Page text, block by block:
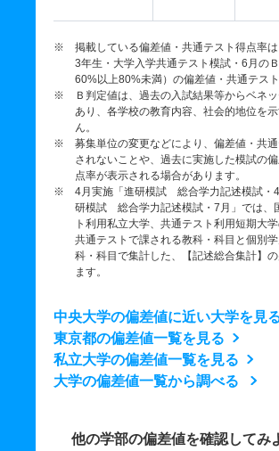
※ 掲載している偏差値・共通テスト得点率
3年生・大学入学共通テスト模試・6月の
60%以上80%未満）の偏差値・共通テスト
※ Ｂ判定値は、過去の入試結果等からベネッ
あり、各学校の教育内容、社会的地位を
ん。
※ 募集単位の変更などにより、偏差値・共通
されないことや、過去に実施した模試の
点率が表示される場合があります。
※ 4月実施「進研模試 総合学力記述模試・4
研模試 総合学力記述模試・7月」では、
ト利用私立大学、共通テスト利用短期大
共通テストで課される教科・科目と個別
科・科目で集計した、【記述総合集計】
ます。
中央大学の偏差値に近い大学を見
東京都の偏差値一覧を見る
私立大学の偏差値一覧を見る
大学の偏差値一覧から調べる
他の学部の偏差値を確認してみ